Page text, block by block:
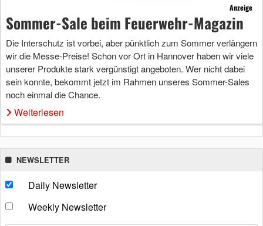
Anzeige
Sommer-Sale beim Feuerwehr-Magazin
Die Interschutz ist vorbei, aber pünktlich zum Sommer verlängern
wir die Messe-Preise! Schon vor Ort in Hannover haben wir viele
unserer Produkte stark vergünstigt angeboten. Wer nicht dabei
sein konnte, bekommt jetzt im Rahmen unseres Sommer-Sales
noch einmal die Chance.
Weiterlesen
NEWSLETTER
Daily Newsletter
Weekly Newsletter